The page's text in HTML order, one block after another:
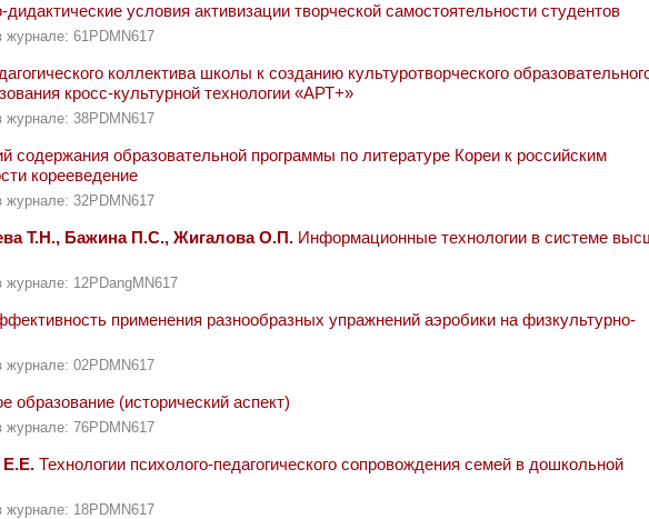
условия активизации творческой самостоятельности студентов
журнале: 61PDMN617
коллектива школы к созданию культуротворческого
кросс-культурной технологии «АРТ+»
журнале: 38PDMN617
содержания образовательной программы по литературе Кореи к российским
корееведение
журнале: 32PDMN617
Т.Н., Бажина П.С., Жигалова О.П. Информационные технологии в системе
журнале: 12PDangMN617
применения разнообразных упражнений аэробики на физкультурно-
журнале: 02PDMN617
образование (исторический аспект)
журнале: 76PDMN617
Е.Е. Технологии психолого-педагогического сопровождения семей в дошкольной
журнале: 18PDMN617